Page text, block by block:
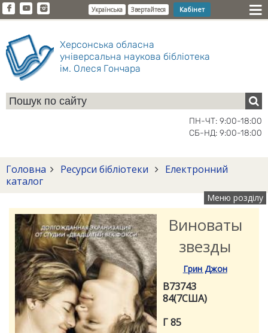
Українська Звертайтеся Кабінет
Херсонська обласна
універсальна наукова бібліотека
ім. Олеся Гончара
ПН-ЧТ: 9:00-18:00
СБ-НД: 9:00-18:00
Головна Ресурси бібліотеки
Електронний
каталог
Меню розділу
Виноваты
звезды
Грин Джон
В73743
84(7США)
Г 85